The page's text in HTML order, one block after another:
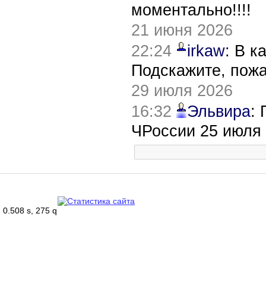
моментально!!!!
21 июня 2026
22:24
irkaw: В
Подскажите,
29 июля 2026
16:32
Эльвира:
ЧРоссии 25 июля
0.508 s, 275 q